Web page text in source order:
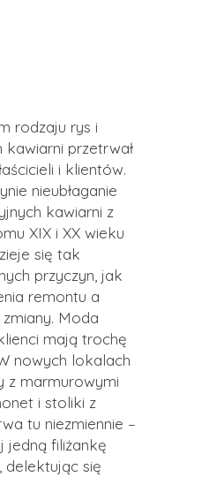
rodzaju rys i
przetrwał
i klientów.
nieubłaganie
kawiarni z
XIX i XX wieku
się tak
przyczyn, jak
remontu a
Moda
mają trochę
nowych lokalach
z marmurowymi
i stoliki z
tu niezmiennie –
jedną filiżankę
delektując się